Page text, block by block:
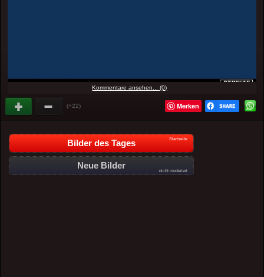
Kommentare ansehen... (0)
(+22) Merken
Bilder des Tages Startseite
Neue Bilder
nicht moderiert